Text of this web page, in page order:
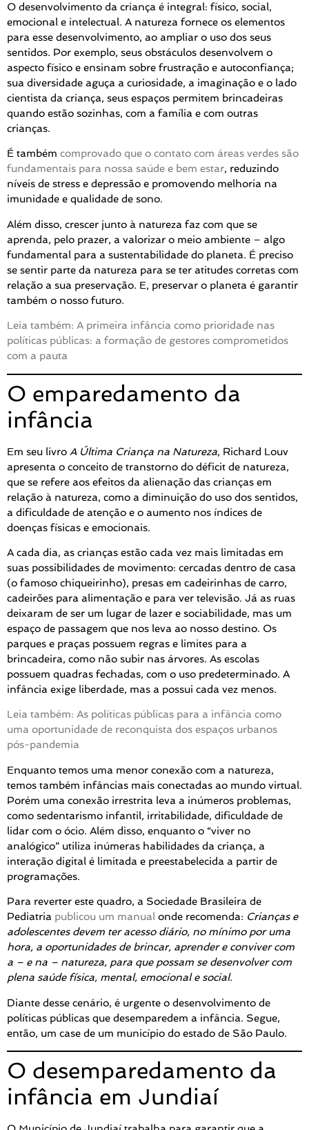
O desenvolvimento da criança é integral: físico, social,
emocional e intelectual. A natureza fornece os elementos
para esse desenvolvimento, ao ampliar o uso dos seus
sentidos. Por exemplo, seus obstáculos desenvolvem o
aspecto físico e ensinam sobre frustração e autoconfiança;
sua diversidade aguça a curiosidade, a imaginação e o lado
cientista da criança, seus espaços permitem brincadeiras
quando estão sozinhas, com a família e com outras
crianças.
É também comprovado que o contato com áreas verdes são
fundamentais para nossa saúde e bem estar, reduzindo
níveis de stress e depressão e promovendo melhoria na
imunidade e qualidade de sono.
Além disso, crescer junto à natureza faz com que se
aprenda, pelo prazer, a valorizar o meio ambiente – algo
fundamental para a sustentabilidade do planeta. É preciso
se sentir parte da natureza para se ter atitudes corretas com
relação a sua preservação. E, preservar o planeta é garantir
também o nosso futuro.
Leia também: A primeira infância como prioridade nas
políticas públicas: a formação de gestores comprometidos
com a pauta
O emparedamento da
infância
Em seu livro A Última Criança na Natureza, Richard Louv
apresenta o conceito de transtorno do déficit de natureza,
que se refere aos efeitos da alienação das crianças em
relação à natureza, como a diminuição do uso dos sentidos,
a dificuldade de atenção e o aumento nos índices de
doenças físicas e emocionais.
A cada dia, as crianças estão cada vez mais limitadas em
suas possibilidades de movimento: cercadas dentro de casa
(o famoso chiqueirinho), presas em cadeirinhas de carro,
cadeirões para alimentação e para ver televisão. Já as ruas
deixaram de ser um lugar de lazer e sociabilidade, mas um
espaço de passagem que nos leva ao nosso destino. Os
parques e praças possuem regras e limites para a
brincadeira, como não subir nas árvores. As escolas
possuem quadras fechadas, com o uso predeterminado. A
infância exige liberdade, mas a possui cada vez menos.
Leia também: As políticas públicas para a infância como
uma oportunidade de reconquista dos espaços urbanos
pós-pandemia
Enquanto temos uma menor conexão com a natureza,
temos também infâncias mais conectadas ao mundo virtual.
Porém uma conexão irrestrita leva a inúmeros problemas,
como sedentarismo infantil, irritabilidade, dificuldade de
lidar com o ócio. Além disso, enquanto o “viver no
analógico” utiliza inúmeras habilidades da criança, a
interação digital é limitada e preestabelecida a partir de
programações.
Para reverter este quadro, a Sociedade Brasileira de
Pediatria publicou um manual onde recomenda: Crianças e
adolescentes devem ter acesso diário, no mínimo por uma
hora, a oportunidades de brincar, aprender e conviver com
a – e na – natureza, para que possam se desenvolver com
plena saúde física, mental, emocional e social.
Diante desse cenário, é urgente o desenvolvimento de
políticas públicas que desemparedem a infância. Segue,
então, um case de um município do estado de São Paulo.
O desemparedamento da
infância em Jundiaí